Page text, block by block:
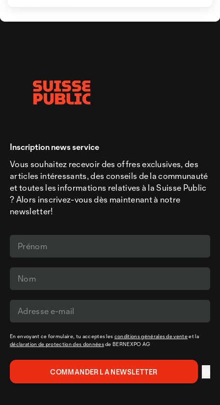
Inscription news service
Vous souhaitez recevoir des offres exclusives, des
articles intéressants, des conseils de la communauté
et toutes les informations relatives à la Suisse Public
? Alors inscrivez-vous dès maintenant à notre
newsletter!
En envoyant ce formulaire, tu acceptes les conditions générales de venteet la
déclaration de protection des donnéesde BERNEXPO AG